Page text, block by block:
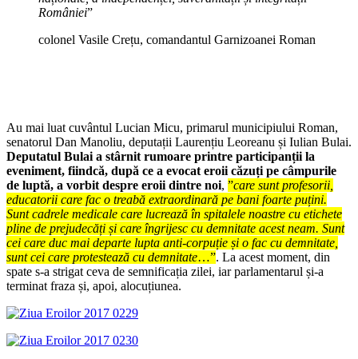
României”
colonel Vasile Crețu, comandantul Garnizoanei Roman
Au mai luat cuvântul Lucian Micu, primarul municipiului Roman,
senatorul Dan Manoliu, deputații Laurențiu Leoreanu și Iulian Bulai.
Deputatul Bulai a stârnit rumoare printre participanții la
eveniment, fiindcă, după ce a evocat eroii căzuți pe câmpurile
de luptă, a vorbit despre eroii dintre noi, ”care sunt profesorii,
educatorii care fac o treabă extraordinară pe bani foarte puțini.
Sunt cadrele medicale care lucrează în spitalele noastre cu etichete
pline de prejudecăți și care îngrijesc cu demnitate acest neam. Sunt
cei care duc mai departe lupta anti-corpuție și o fac cu demnitate,
sunt cei care protestează cu demnitate…”. La acest moment, din
spate s-a strigat ceva de semnificația zilei, iar parlamentarul și-a
terminat fraza și, apoi, alocuțiunea.